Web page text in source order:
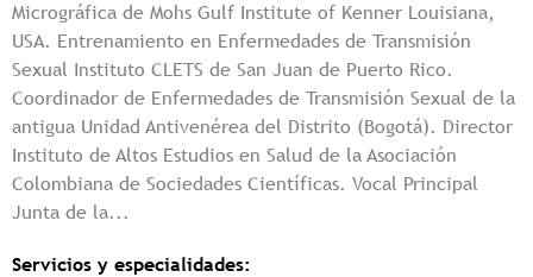
Micrográfica de Mohs Gulf Institute of Kenner Louisiana,
USA. Entrenamiento en Enfermedades de Transmisión
Sexual Instituto CLETS de San Juan de Puerto Rico.
Coordinador de Enfermedades de Transmisión Sexual de la
antigua Unidad Antivenérea del Distrito (Bogotá). Director
Instituto de Altos Estudios en Salud de la Asociación
Colombiana de Sociedades Científicas. Vocal Principal
Junta de la...
Servicios y especialidades: